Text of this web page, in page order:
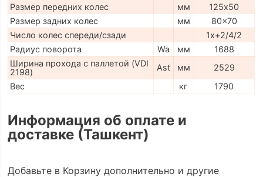
Размер передних колес мм
125х50
Размер задних колес
мм
80x70
Число колес спереди/сзади
1x+2/4/2
Радиус поворота
Wa мм
1688
Ширина прохода с паллетой (VDI
2198)
Ast мм
2529
Вес
кг 1790
Информация об оплате и
доставке (Ташкент)
Добавьте в Корзину дополнительно и другие